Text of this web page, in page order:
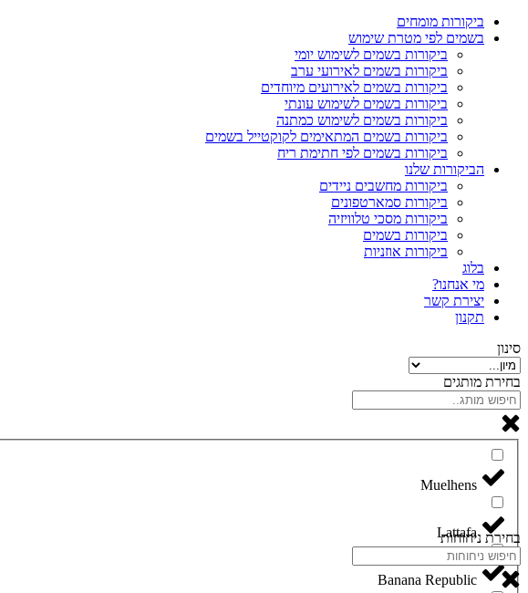
ביקורות מומחים
בשמים לפי מטרת שימוש
ביקורות בשמים לשימוש יומי
ביקורות בשמים לאירועי ערב
ביקורות בשמים לאירועים מיוחדים
ביקורות בשמים לשימוש עונתי
ביקורות בשמים לשימוש כמתנה
ביקורות בשמים המתאימים לקוקטייל בשמים
ביקורות בשמים לפי חתימת ריח
הביקורות שלנו
ביקורות מחשבים ניידים
ביקורות סמארטפונים
ביקורות מסכי טלוויזיה
ביקורות בשמים
ביקורות אוזניות
בלוג
מי אנחנו?
יצירת קשר
תקנון
סינון
בחירת מותגים
Lattafa
Banana Republic
בחירת ניחוחות